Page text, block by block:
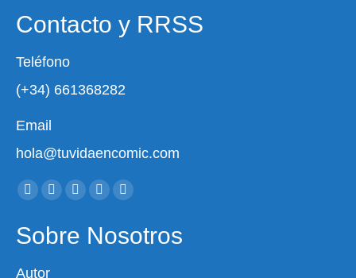
Contacto y RRSS
Teléfono
(+34) 661368282
Email
hola@tuvidaencomic.com
Encuéntranos en:
Facebook
opens
X
opens
YouTube
opens
Instagram
opens
Whatsapp
opens
Sobre Nosotros
Autor